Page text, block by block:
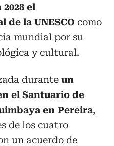
el
la UNESCO como
mundial por su
y cultural.
durante un
el Santuario de
en Pereira,
de los cuatro
un acuerdo de